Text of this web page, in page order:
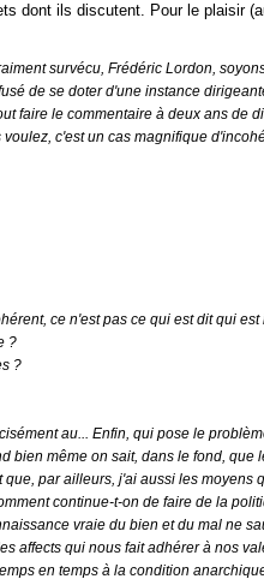
dont ils discutent. Pour le plaisir
survécu, Frédéric Lordon,
de se doter d'une instance
faire le commentaire à deux ans de
c'est un cas magnifique
ce n'est pas ce qui est dit qui
?
?
au... Enfin, qui pose le
bien même on sait, dans le fond,
par ailleurs, j'ai aussi les
continue-t-on de faire de la
vraie du bien et du mal ne
affects qui nous fait adhérer à nos
en temps à la condition